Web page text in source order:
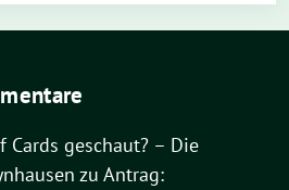
Cards geschaut? – Die
zu Antrag: